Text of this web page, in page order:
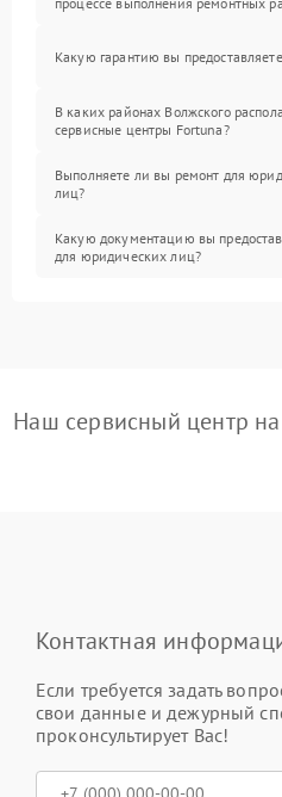
Какую гарантию вы
В каких районах Волжского
сервисные центры Fortuna?
Выполняете ли вы ремонт для
лиц?
Какую документацию вы
для юридических лиц?
Наш сервисный центр
Контактная
Если требуется задать
свои данные и дежурный
проконсультирует Вас!